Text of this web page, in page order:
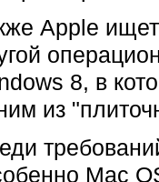
Apple
8, в
из
Mac